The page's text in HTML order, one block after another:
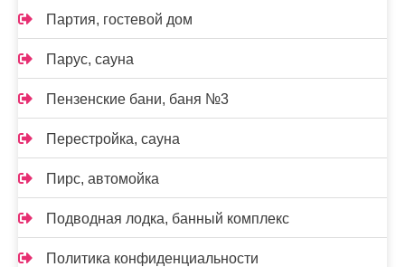
Партия, гостевой дом
Парус, сауна
Пензенские бани, баня №3
Перестройка, сауна
Пирс, автомойка
Подводная лодка, банный комплекс
Политика конфиденциальности